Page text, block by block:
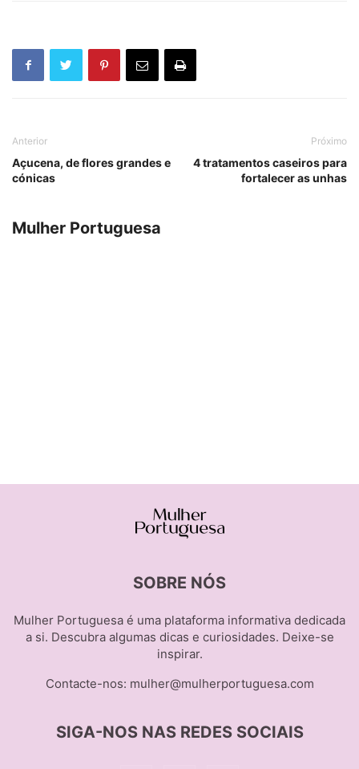
Anterior
Açucena, de flores grandes e
cónicas
Próximo
4 tratamentos caseiros para
fortalecer as unhas
Mulher Portuguesa
SOBRE NÓS
Mulher Portuguesa é uma plataforma informativa dedicada
a si. Descubra algumas dicas e curiosidades. Deixe-se
inspirar.
Contacte-nos: mulher@mulherportuguesa.com
SIGA-NOS NAS REDES SOCIAIS